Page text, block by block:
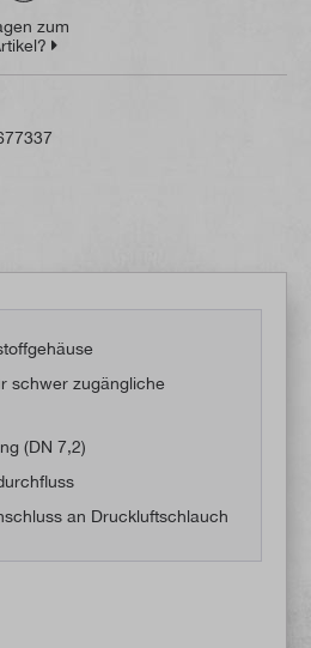
zum
schwer zugängliche
(DN 7,2)
an Druckluftschlauch